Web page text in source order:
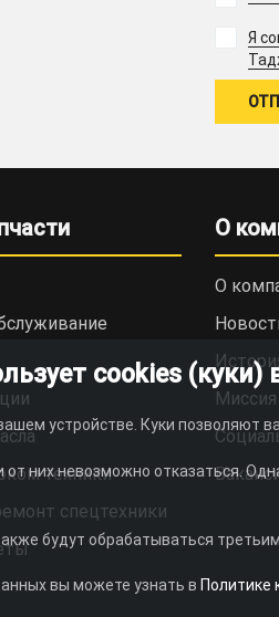
Я
техники
спецтехники
О
О
cookies (куки)
устройстве. Куки
них невозможно отказаться.
будут обрабатываться
вы можете узнать в